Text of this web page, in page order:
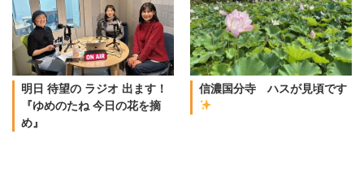
明日 待望の ラジオ 出ます！
『ゆめのたね 今日の花を摘
め』
信濃国分寺 ハスが見頃です